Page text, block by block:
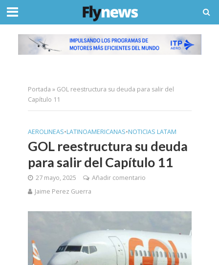
Portada » GOL reestructura su deuda para salir del
Capítulo 11
AEROLINEAS•LATINOAMERICANAS•NOTICIAS LATAM
GOL reestructura su deuda
para salir del Capítulo 11
27 mayo, 2025
Añadir comentario
Jaime Perez Guerra